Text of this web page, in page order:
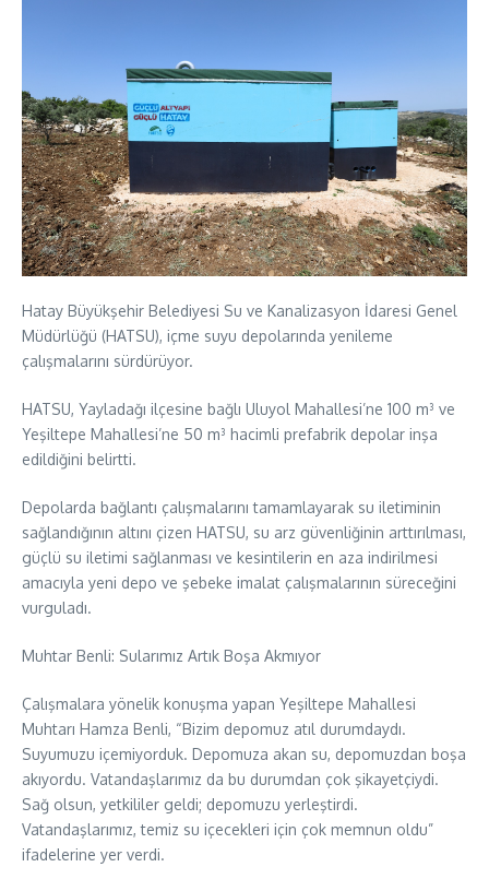
Hatay Büyükşehir Belediyesi Su ve Kanalizasyon İdaresi Genel
Müdürlüğü (HATSU), içme suyu depolarında yenileme
çalışmalarını sürdürüyor.
HATSU, Yayladağı ilçesine bağlı Uluyol Mahallesi’ne 100 m³ ve
Yeşiltepe Mahallesi’ne 50 m³ hacimli prefabrik depolar inşa
edildiğini belirtti.
Depolarda bağlantı çalışmalarını tamamlayarak su iletiminin
sağlandığının altını çizen HATSU, su arz güvenliğinin arttırılması,
güçlü su iletimi sağlanması ve kesintilerin en aza indirilmesi
amacıyla yeni depo ve şebeke imalat çalışmalarının süreceğini
vurguladı.
Muhtar Benli: Sularımız Artık Boşa Akmıyor
Çalışmalara yönelik konuşma yapan Yeşiltepe Mahallesi
Muhtarı Hamza Benli, “Bizim depomuz atıl durumdaydı.
Suyumuzu içemiyorduk. Depomuza akan su, depomuzdan boşa
akıyordu. Vatandaşlarımız da bu durumdan çok şikayetçiydi.
Sağ olsun, yetkililer geldi; depomuzu yerleştirdi.
Vatandaşlarımız, temiz su içecekleri için çok memnun oldu”
ifadelerine yer verdi.